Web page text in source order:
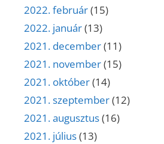
2022. február(15)
2022. január(13)
2021. december(11)
2021. november(15)
2021. október(14)
2021. szeptember(12)
2021. augusztus(16)
2021. július(13)